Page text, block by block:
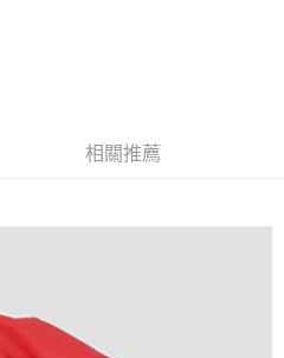
相關推薦